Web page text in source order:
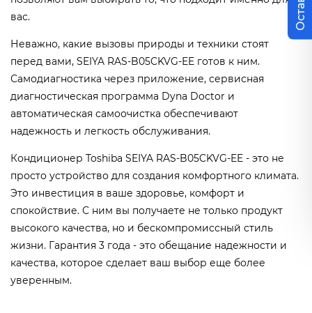
вас.
Неважно, какие вызовы природы и техники стоят
перед вами, SEIYA RAS-B05CKVG-EE готов к ним.
Самодиагностика через приложение, сервисная
диагностическая программа Dyna Doctor и
автоматическая самоочистка обеспечивают
надежность и легкость обслуживания.
Кондиционер Toshiba SEIYA RAS-B05CKVG-EE - это не
просто устройство для создания комфортного климата.
Это инвестиция в ваше здоровье, комфорт и
спокойствие. С ним вы получаете не только продукт
высокого качества, но и бескомпромиссный стиль
жизни. Гарантия 3 года - это обещание надежности и
качества, которое сделает ваш выбор еще более
уверенным.